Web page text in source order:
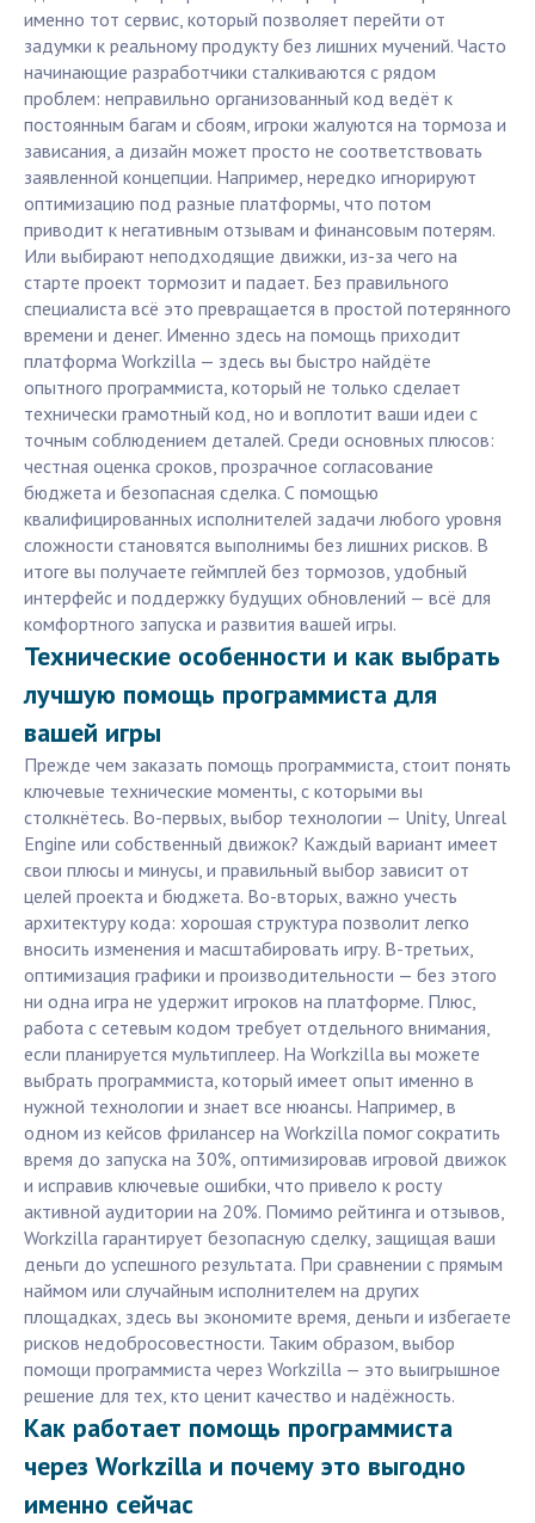
именно тот сервис, который позволяет перейти от
задумки к реальному продукту без лишних мучений. Часто
начинающие разработчики сталкиваются с рядом
проблем: неправильно организованный код ведёт к
постоянным багам и сбоям, игроки жалуются на тормоза и
зависания, а дизайн может просто не соответствовать
заявленной концепции. Например, нередко игнорируют
оптимизацию под разные платформы, что потом
приводит к негативным отзывам и финансовым потерям.
Или выбирают неподходящие движки, из-за чего на
старте проект тормозит и падает. Без правильного
специалиста всё это превращается в простой потерянного
времени и денег. Именно здесь на помощь приходит
платформа Workzilla — здесь вы быстро найдёте
опытного программиста, который не только сделает
технически грамотный код, но и воплотит ваши идеи с
точным соблюдением деталей. Среди основных плюсов:
честная оценка сроков, прозрачное согласование
бюджета и безопасная сделка. С помощью
квалифицированных исполнителей задачи любого уровня
сложности становятся выполнимы без лишних рисков. В
итоге вы получаете геймплей без тормозов, удобный
интерфейс и поддержку будущих обновлений — всё для
комфортного запуска и развития вашей игры.
Технические особенности и как выбрать
лучшую помощь программиста для
вашей игры
Прежде чем заказать помощь программиста, стоит понять
ключевые технические моменты, с которыми вы
столкнётесь. Во-первых, выбор технологии — Unity, Unreal
Engine или собственный движок? Каждый вариант имеет
свои плюсы и минусы, и правильный выбор зависит от
целей проекта и бюджета. Во-вторых, важно учесть
архитектуру кода: хорошая структура позволит легко
вносить изменения и масштабировать игру. В-третьих,
оптимизация графики и производительности — без этого
ни одна игра не удержит игроков на платформе. Плюс,
работа с сетевым кодом требует отдельного внимания,
если планируется мультиплеер. На Workzilla вы можете
выбрать программиста, который имеет опыт именно в
нужной технологии и знает все нюансы. Например, в
одном из кейсов фрилансер на Workzilla помог сократить
время до запуска на 30%, оптимизировав игровой движок
и исправив ключевые ошибки, что привело к росту
активной аудитории на 20%. Помимо рейтинга и отзывов,
Workzilla гарантирует безопасную сделку, защищая ваши
деньги до успешного результата. При сравнении с прямым
наймом или случайным исполнителем на других
площадках, здесь вы экономите время, деньги и избегаете
рисков недобросовестности. Таким образом, выбор
помощи программиста через Workzilla — это выигрышное
решение для тех, кто ценит качество и надёжность.
Как работает помощь программиста
через Workzilla и почему это выгодно
именно сейчас